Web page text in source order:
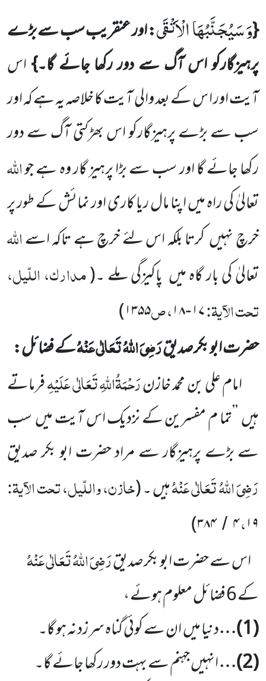
{وَ سَیُجَنَّبُهَا الْاَتْقَى: اور عنقریب سب سے بڑے
پرہیزگارکو اس آگ سے دور رکھا جائے گا۔}اس
آیت اور ا س کے بعدوالی آیت کا خلاصہ یہ ہے کہ اور
سب سے بڑے پرہیزگارکو اس بھڑکتی آگ سے دور
رکھا جائے گا اور سب سے بڑا پرہیزگار وہ ہے جواللّٰہ
تعالیٰ کی راہ میں اپنا مال ریا کاری اور نمائش کے طور پر
خرچ نہیںکرتا بلکہ اس لئے خرچ ہے تاکہ اسےاللّٰہ
تعالیٰ کی بار گاہ میں پاکیزگی ملے ۔(مدارک، اللّیل،
تحت الآیۃ:۱۷-۱۸، ص۱۳۵۵)
حضرت ابو بکر صدیقرَضِیَ اللّٰہُ تَعَالٰی عَنْہُکے فضائل:
امام علی بن محمد خازنرَحْمَۃُاللّٰہِ تَعَالٰی عَلَیْہِفرماتے
ہیں’’تما م مفسرین کے نزدیک اس آیت میںسب
سے بڑے پرہیزگار سے مراد حضرت ابو بکر صدیق
رَضِیَ اللّٰہُ تَعَالٰی عَنْہُہیں ۔(خازن، واللّیل، تحت الآیۃ:
۱۹،۴ /۳۸۴)
اس سے حضرت ابو بکر صدیقرَضِیَ اللّٰہُ تَعَالٰی عَنْہُ
کے6فضائل معلوم ہوئے ،
(
1
)…دنیا میںان سے کوئی گناہ سرزد نہ ہو گا۔
(
2
)…انہیں جہنم سے بہت دور رکھا جائے گا۔